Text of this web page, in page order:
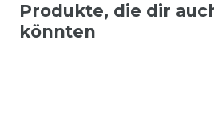
Produkte, die dir
könnten